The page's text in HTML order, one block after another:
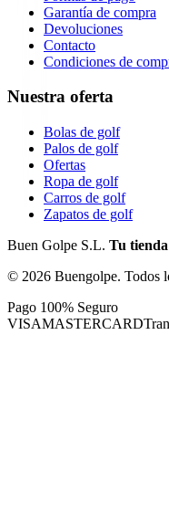
Garantía de compra
Devoluciones
Contacto
Condiciones de
Nuestra oferta
Bolas de golf
Palos de golf
Ofertas
Ropa de golf
Carros de golf
Zapatos de golf
Buen Golpe S.L. Tu
© 2026 Buengolpe. Todos
Pago 100% Seguro
VISAMASTERCARD